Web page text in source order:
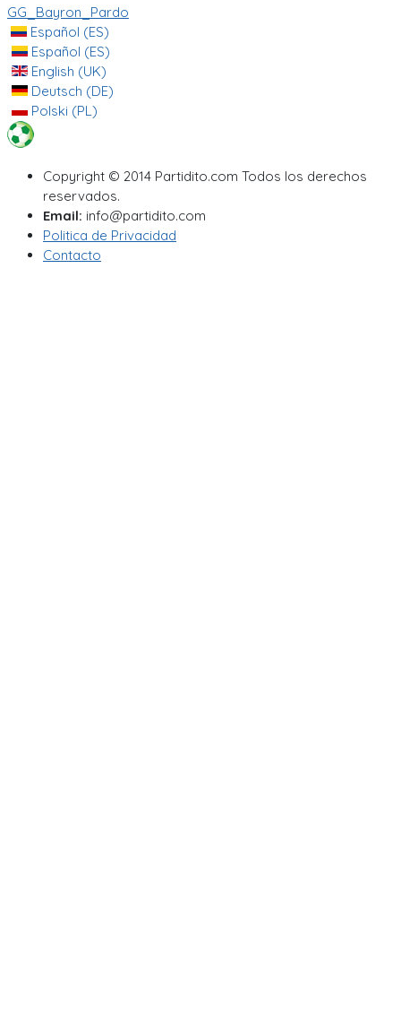
GG_Bayron_Pardo
Español (ES)
Español (ES)
English (UK)
Deutsch (DE)
Polski (PL)
Copyright © 2014 Partidito.com Todos los derechos
reservados.
Email: info@partidito.com
Politica de Privacidad
Contacto